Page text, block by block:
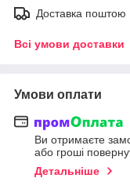
Доставка поштою
Всі умови доставки
Умови оплати
Ви отримаєте
або гроші
Детальніше